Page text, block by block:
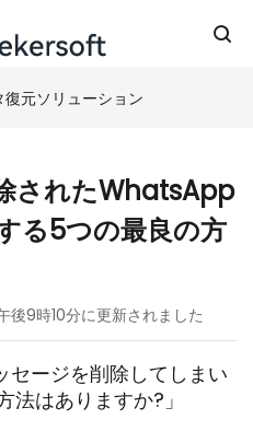
復元ソリューション
されたWhatsApp
る5つの最良の方
後9時10分に更新されました
セージを削除してしまい
法はありますか?」